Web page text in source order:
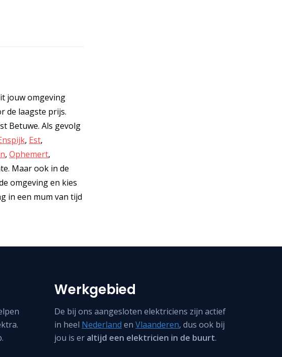
jouw omgeving
de laagste prijs.
Betuwe. Als gevolg
, Est,
, Ophemert,
Maar ook in de
omgeving en kies
in een mum van tijd
Werkgebied
De bij ons aangesloten elektriciens zijn actief
in heel Nederland enVlaanderen, dus ook bij
jou is er altijd een elektricien in de buurt.